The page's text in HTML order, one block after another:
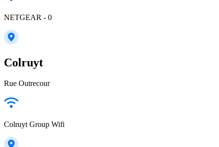
NETGEAR - 0
Colruyt
Rue Outrecour
Colruyt Group Wifi